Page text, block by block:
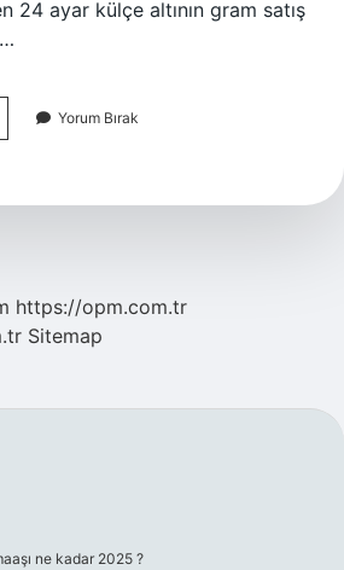
24 ayar külçe altının gram satış
Yorum Bırak
https://opm.com.tr
Sitemap
ne kadar 2025 ?